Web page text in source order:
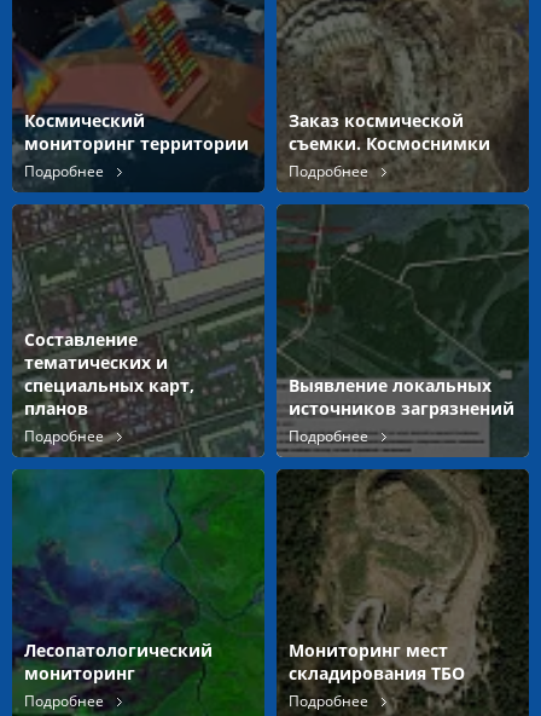
Космический
мониторинг территории
Подробнее
Заказ космической
съемки. Космоснимки
Подробнее
Составление
тематических и
специальных карт,
планов
Подробнее
Выявление локальных
источников загрязнений
Подробнее
Лесопатологический
мониторинг
Подробнее
Мониторинг мест
складирования ТБО
Подробнее